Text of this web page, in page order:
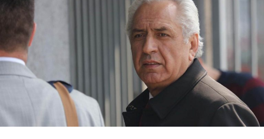
donijeti ekstremne ljetne vrućine kakve se rijetko bilježe.
Share
Share